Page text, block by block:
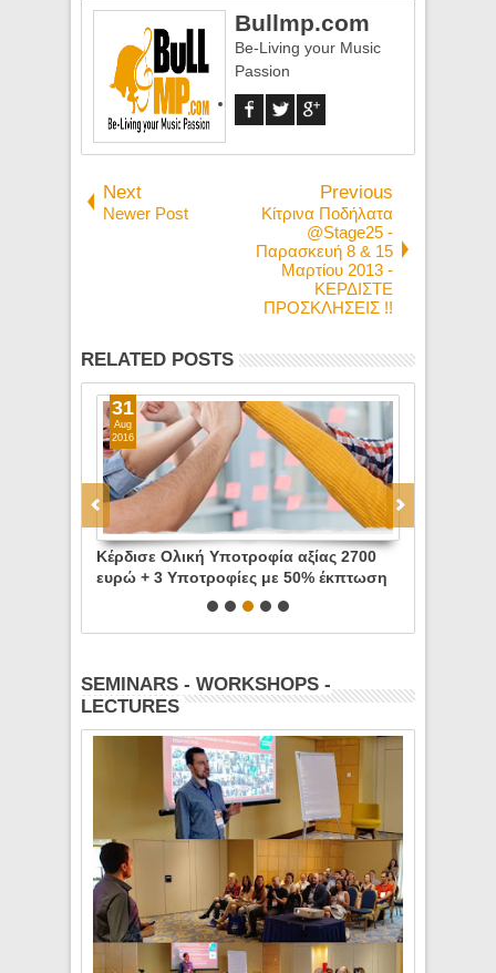
Bullmp.com
Be-Living your Music
Passion
Next
Newer Post
Previous
Κίτρινα Ποδήλατα
@Stage25 -
Παρασκευή 8 & 15
Μαρτίου 2013 -
ΚΕΡΔΙΣΤΕ
ΠΡΟΣΚΛΗΣΕΙΣ !!
RELATED POSTS
Κέρδισε Ολική Υποτροφία αξίας 2700
ευρώ + 3 Υποτροφίες με 50% έκπτωση
+ Εκπτωτικά Κουπόνια 700 ευρώ σε
31
Aug
2016
SEMINARS - WORKSHOPS -
LECTURES